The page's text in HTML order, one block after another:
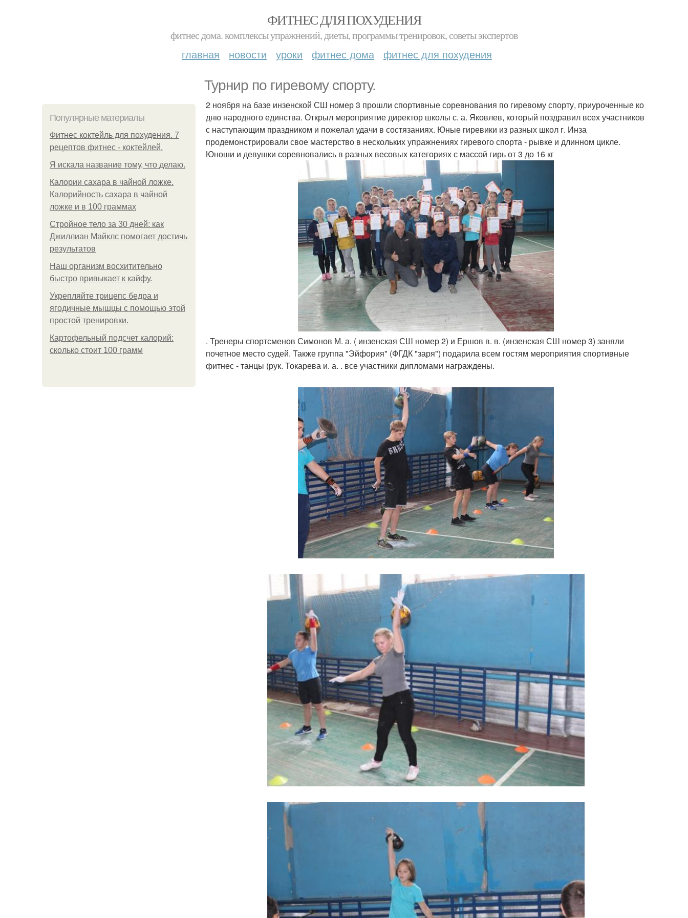
ФИТНЕС ДЛЯ ПОХУДЕНИЯ
фитнес дома. комплексы упражнений, диеты, программы тренировок, советы экспертов
главная новости уроки фитнес дома фитнес для похудения
Турнир по гиревому спорту.
Популярные материалы
Фитнес коктейль для похудения. 7
рецептов фитнес - коктейлей.
Я искала название тому, что делаю.
Калории сахара в чайной ложке.
Калорийность сахара в чайной
ложке и в 100 граммах
Стройное тело за 30 дней: как
Джиллиан Майклс помогает достичь
результатов
Наш организм восхитительно
быстро привыкает к кайфу.
Укрепляйте трицепс бедра и
ягодичные мышцы с помощью этой
простой тренировки.
Картофельный подсчет калорий:
сколько стоит 100 грамм
2 ноября на базе инзенской СШ номер 3 прошли спортивные соревнования по гиревому спорту, приуроченные ко
дню народного единства. Открыл мероприятие директор школы с. а. Яковлев, который поздравил всех участников
с наступающим праздником и пожелал удачи в состязаниях. Юные гиревики из разных школ г. Инза
продемонстрировали свое мастерство в нескольких упражнениях гиревого спорта - рывке и длинном цикле.
Юноши и девушки соревновались в разных весовых категориях с массой гирь от 3 до 16 кг
. Тренеры спортсменов Симонов М. а. ( инзенская СШ номер 2) и Ершов в. в. (инзенская СШ номер 3) заняли
почетное место судей. Также группа "Эйфория" (ФГДК "заря") подарила всем гостям мероприятия спортивные
фитнес - танцы (рук. Токарева и. а. . все участники дипломами награждены.